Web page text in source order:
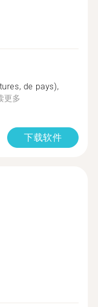
de pays),
更多
下载软件